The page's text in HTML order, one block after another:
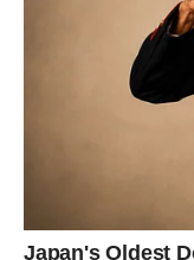
Neočekivana
vaše raspoloženje
zadovoljstvo.
Na ljubavnom
Slobodni Blizanci
veoma brzo postati